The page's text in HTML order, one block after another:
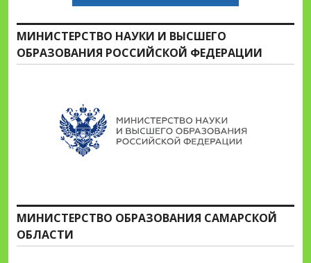
МИНИСТЕРСТВО НАУКИ И ВЫСШЕГО
ОБРАЗОВАНИЯ РОССИЙСКОЙ ФЕДЕРАЦИИ
МИНИСТЕРСТВО ОБРАЗОВАНИЯ САМАРСКОЙ
ОБЛАСТИ